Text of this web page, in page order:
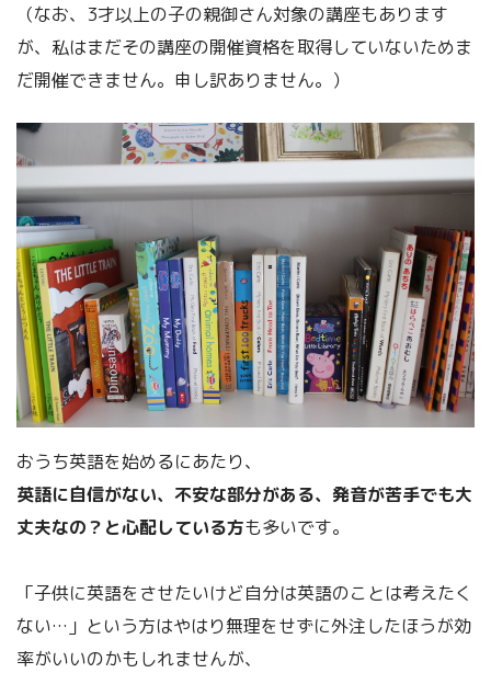
（なお、3才以上の子の親御さん対象の講座もあります
が、私はまだその講座の開催資格を取得していないためま
だ開催できません。申し訳ありません。）
おうち英語を始めるにあたり、
英語に自信がない、不安な部分がある、発音が苦手でも大
丈夫なの？と心配している方も多いです。
「子供に英語をさせたいけど自分は英語のことは考えたく
ない…」という方はやはり無理をせずに外注したほうが効
率がいいのかもしれませんが、